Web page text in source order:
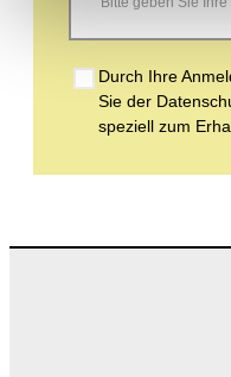
Durch Ihre
Sie der
speziell zum